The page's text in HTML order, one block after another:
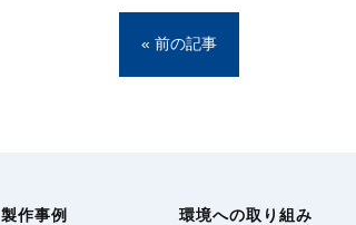
« 前の記事
製作事例 環境への取り組み